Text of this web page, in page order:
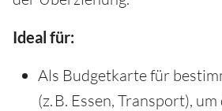
Ideal für:
Als Budgetkarte für
(z. B. Essen, Transport),